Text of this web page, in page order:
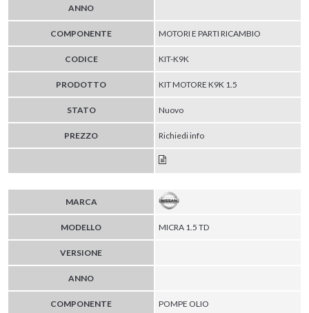
ANNO
COMPONENTE MOTORI E PARTI RICAMBIO
CODICE KIT-K9K
PRODOTTO KIT MOTORE K9K 1.5
STATO Nuovo
PREZZO Richiedi info
MARCA
MODELLO MICRA 1.5 TD
VERSIONE
ANNO
COMPONENTE POMPE OLIO